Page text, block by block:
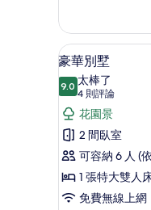
片
四
人
房
詳
顯
示
豪
華
別
墅
的
所
5
豪華別墅
9.09.0 分，滿分 10 分
太棒了
4 則評論
(4
則
評
論)
花園景
2 間臥室
可容納 6 人 (
1 張特大雙人
免費無線上網